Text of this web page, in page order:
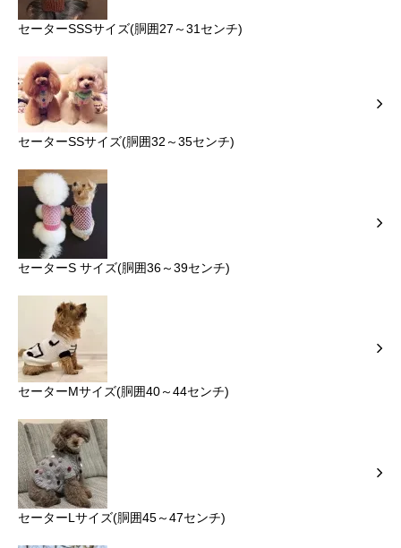
セーターSSSサイズ(胴囲27～31センチ)
セーターSSサイズ(胴囲32～35センチ)
セーターS サイズ(胴囲36～39センチ)
セーターMサイズ(胴囲40～44センチ)
セーターLサイズ(胴囲45～47センチ)